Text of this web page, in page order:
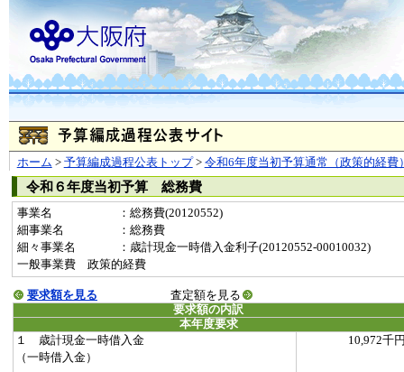
ホーム > 予算編成過程公表トップ> 令和6年度当初予算通常（政策的経費
令和６年度当初予算 総務費
事業名
：総務費(20120552)
細事業名
：総務費
細々事業名
：歳計現金一時借入金利子(20120552-00010032)
一般事業費 政策的経費
要求額を見る
査定額を見る
要求額の内訳
本年度要求
１ 歳計現金一時借入金
10,972千
（一時借入金）